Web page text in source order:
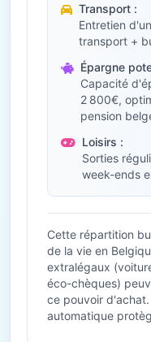
Transport :
Entretien
transport +
Épargne
Capacité
2 800€,
pension
Loisirs :
Sorties
week-ends
Cette répartition
de la vie en
extralégaux
éco-chèques)
ce pouvoir
automatique